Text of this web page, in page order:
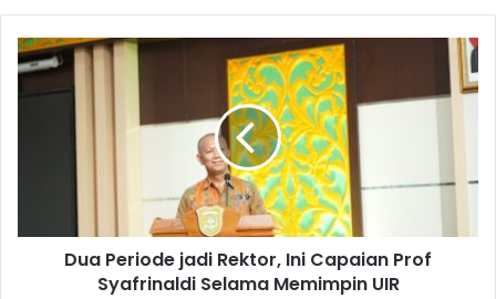
Dua Periode jadi Rektor, Ini Capaian Prof
Syafrinaldi Selama Memimpin UIR